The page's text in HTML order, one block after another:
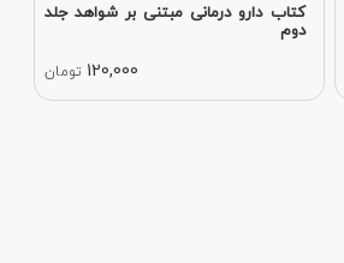
کتاب دارو درمانی مبتنی بر شواهد جلد
دوم
120,000 تومان